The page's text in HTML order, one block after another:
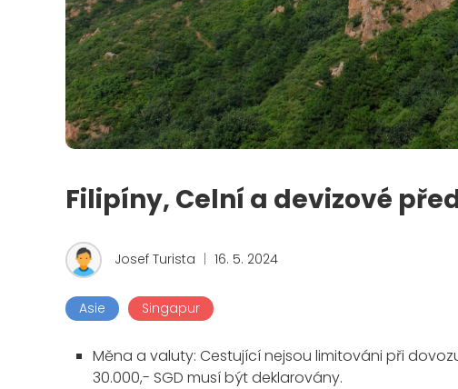
Filipíny, Celní a devizové
Josef Turista | 16. 5. 2024
Asie Singapur
Měna a valuty: Cestující nejsou limitováni při
30.000,- SGD musí být deklarovány.